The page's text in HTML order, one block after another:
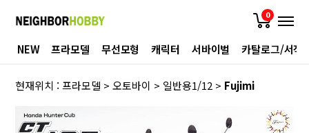
0
NEW 프라모델 무선모형 캐릭터 서바이벌 카탈로그/서적
현재위치 :프라모델 >오토바이 > 일반용1/12 > Fujimi